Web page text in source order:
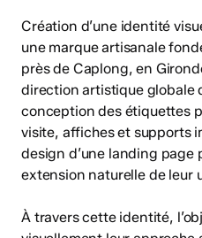
Création d’une identité
une marque artisanale
près de Caplong, en
direction artistique globale
conception des étiquettes
visite, affiches et supports
design d’une landing page
extension naturelle de leur
À travers cette identité,